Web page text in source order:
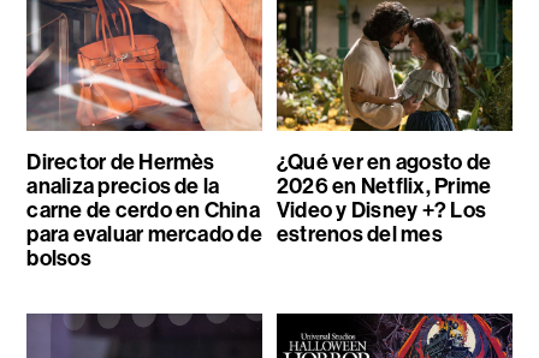
Director de Hermès
analiza precios de la
carne de cerdo en China
para evaluar mercado de
bolsos
¿Qué ver en agosto de
2026 en Netflix, Prime
Video y Disney +? Los
estrenos del mes